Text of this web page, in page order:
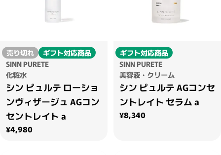
売り切れ
ギフト対応商品
SINN PURETE
化粧水
シン ピュルテ ローショ
ンヴィザージュ AGコン
セントレイト a
通常価格
¥4,980
ギフト対応商品
SINN PURETE
美容液・クリーム
シン ピュルテ AGコンセ
ントレイト セラム a
通常価格
¥8,340